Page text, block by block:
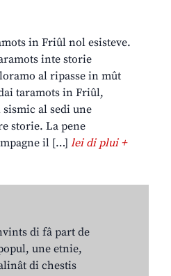
in Friûl nol esisteve.
inte storie
al ripasse in mût
taramots in Friûl,
al sedi une
storie. La pene
il […]lei di plui +
di fâ part de
une etnie,
di chestis